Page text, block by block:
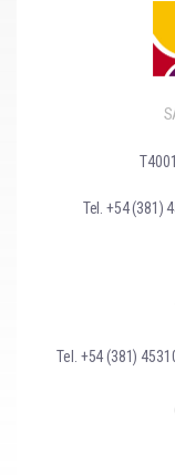
Tel. +54 (381)
Tel. +54 (381)